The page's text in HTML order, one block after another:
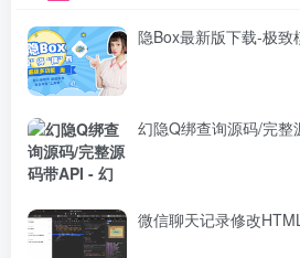
隐Box最新版下载-极致
幻隐Q绑查询源码/完整
微信聊天记录修改